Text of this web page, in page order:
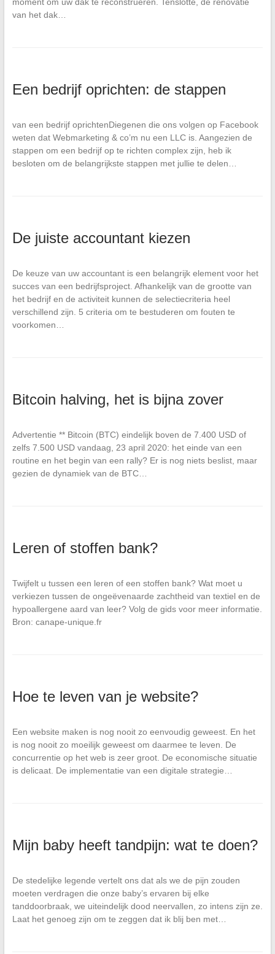
van het dak…
Een bedrijf oprichten: de stappen
van een bedrijf oprichtenDiegenen die ons volgen op Facebook
weten dat Webmarketing & co’m nu een LLC is. Aangezien de
stappen om een bedrijf op te richten complex zijn, heb ik
besloten om de belangrijkste stappen met jullie te delen…
De juiste accountant kiezen
De keuze van uw accountant is een belangrijk element voor het
succes van een bedrijfsproject. Afhankelijk van de grootte van
het bedrijf en de activiteit kunnen de selectiecriteria heel
verschillend zijn. 5 criteria om te bestuderen om fouten te
voorkomen…
Bitcoin halving, het is bijna zover
Advertentie ** Bitcoin (BTC) eindelijk boven de 7.400 USD of
zelfs 7.500 USD vandaag, 23 april 2020: het einde van een
routine en het begin van een rally? Er is nog niets beslist, maar
gezien de dynamiek van de BTC…
Leren of stoffen bank?
Twijfelt u tussen een leren of een stoffen bank? Wat moet u
verkiezen tussen de ongeëvenaarde zachtheid van textiel en de
hypoallergene aard van leer? Volg de gids voor meer informatie.
Bron: canape-unique.fr
Hoe te leven van je website?
Een website maken is nog nooit zo eenvoudig geweest. En het
is nog nooit zo moeilijk geweest om daarmee te leven. De
concurrentie op het web is zeer groot. De economische situatie
is delicaat. De implementatie van een digitale strategie…
Mijn baby heeft tandpijn: wat te doen?
De stedelijke legende vertelt ons dat als we de pijn zouden
moeten verdragen die onze baby’s ervaren bij elke
tanddoorbraak, we uiteindelijk dood neervallen, zo intens zijn ze.
Laat het genoeg zijn om te zeggen dat ik blij ben met…